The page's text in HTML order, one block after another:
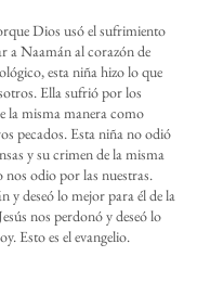
Dios usó el sufrimiento
a Naamán al corazón de
esta niña hizo lo que
Ella sufrió por los
la misma manera como
pecados. Esta niña no odió
y su crimen de la misma
nos odio por las nuestras.
y deseó lo mejor para él de la
nos perdonó y deseó lo
Esto es el evangelio.